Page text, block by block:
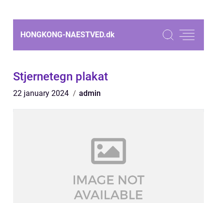
HONGKONG-NAESTVED.dk
Stjernetegn plakat
22 january 2024 admin